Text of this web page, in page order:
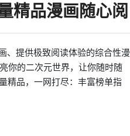
精品漫画随心阅
、提供极致阅读体验的综合性漫
你的二次元世界，让你随时随
精品，一网打尽：丰富榜单指